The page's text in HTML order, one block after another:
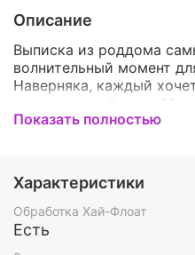
Описание
Выписка из роддома
волнительный момент
Наверняка, каждый
этот набор. Он идеально
к поздравлению, они
заставят запомнить
настоящий праздник.
Показать полностью
Характеристики
Обработка Хай-Флоат
Есть